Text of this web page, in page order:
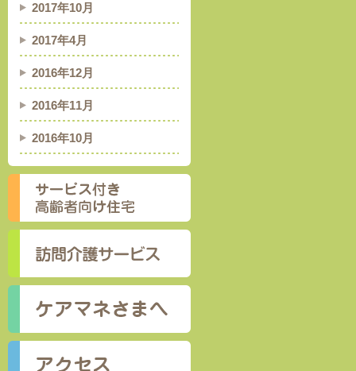
2017年10月
2017年4月
2016年12月
2016年11月
2016年10月